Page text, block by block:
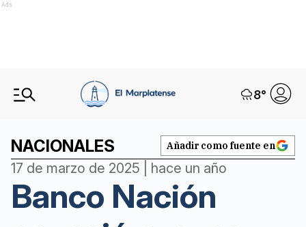
Ads
8°
NACIONALES Añadir como fuente en
17 de marzo de 2025 | hace un año
Banco Nación